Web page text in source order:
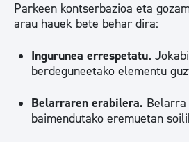
Parkeen kontserbazioa eta
arau hauek bete behar dira:
Ingurunea errespetatu.
berdeguneetako elementu
Belarraren erabilera.
baimendutako eremuetan